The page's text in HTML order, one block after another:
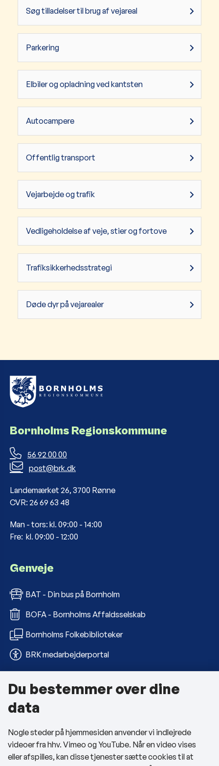
Søg tilladelser til brug af vejareal
Parkering
Elbiler og opladning ved kantsten
Autocampere
Offentlig transport
Vejarbejde og trafik
Vedligeholdelse af veje, stier og fortove
Trafiksikkerhedsstrategi
Døde dyr på vejarealer
Bornholms Regionskommune
56 92 00 00
post@brk.dk
Landemærket 26, 3700 Rønne
CVR: 26 69 63 48
Man - tors: kl. 09:00 - 14:00
Fre: kl. 09:00 - 12:00
Genveje
BAT - Din bus på Bornholm
BOFA - Bornholms Affaldsselskab
Bornholms Folkebiblioteker
BRK medarbejderportal
Om kommunen
Kontakt os
Telefon- og åbningstider
Tilgængelighedserklæring
Du bestemmer over dine
data
Nogle steder på hjemmesiden anvender vi indlejrede
videoer fra hhv. Vimeo og YouTube. Når en video vises
eller afspilles, kan disse tjenester sætte cookies til at